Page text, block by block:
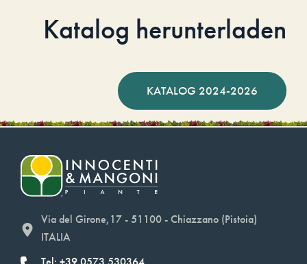
Katalog herunterladen
KATALOG 2024-2026
Via del Girone,17 - 51100 - Chiazzano (Pistoia)
ITALIA